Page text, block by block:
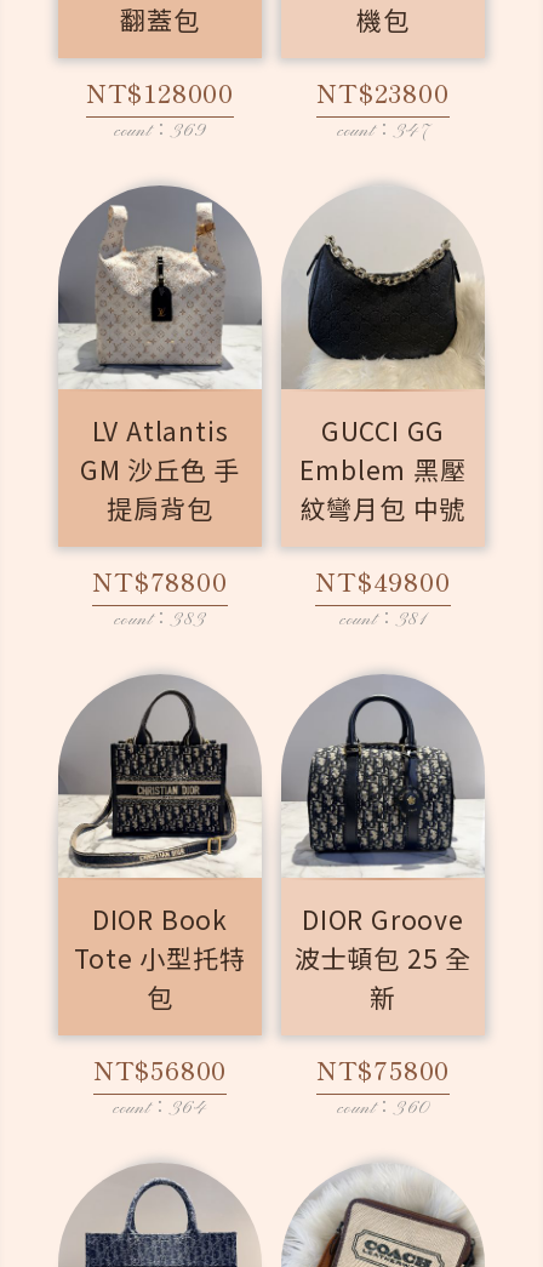
翻蓋包
NT$128000
count：369
機包
NT$23800
count：347
LV Atlantis
GM 沙丘色 手
提肩背包
NT$78800
count：383
GUCCI GG
Emblem 黑壓
紋彎月包 中號
NT$49800
count：381
DIOR Book
Tote 小型托特
包
NT$56800
count：364
DIOR Groove
波士頓包 25 全
新
NT$75800
count：360